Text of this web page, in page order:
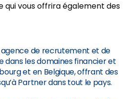
qui vous offrira également des
agence de recrutement et de
dans les domaines financier et
et en Belgique, offrant des
Partner dans tout le pays.